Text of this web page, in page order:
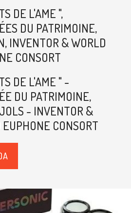
DE L'AME ",
DU PATRIMOINE,
INVENTOR & WORLD
CONSORT
DE L'AME " -
DU PATRIMOINE,
- INVENTOR &
CONSORT